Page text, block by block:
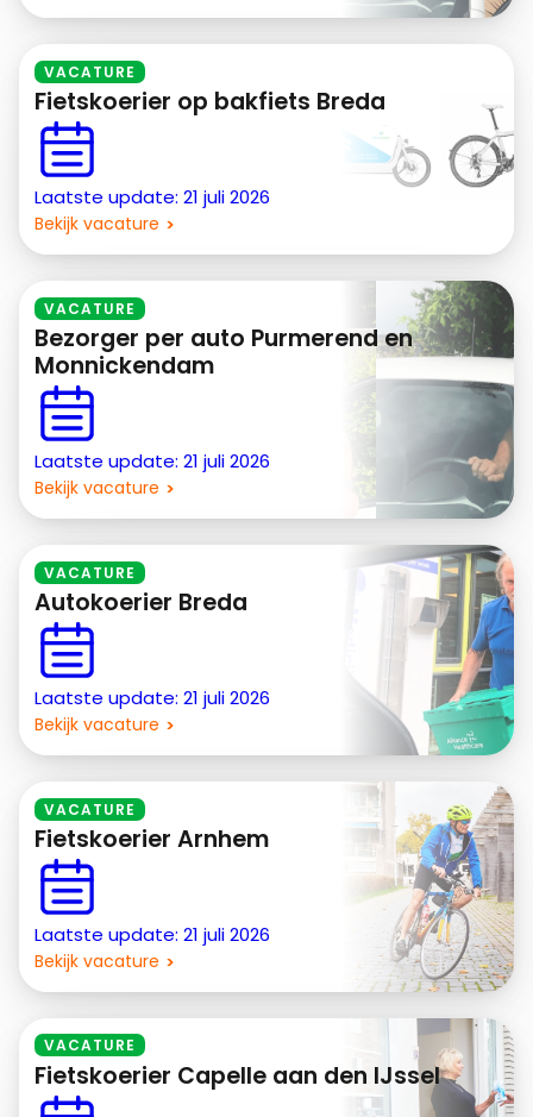
VACATURE
Fietskoerier op bakfiets Breda
Laatste update: 21 juli 2026
Bekijk vacature
VACATURE
Bezorger per auto Purmerend en
Monnickendam
Laatste update: 21 juli 2026
Bekijk vacature
VACATURE
Autokoerier Breda
Laatste update: 21 juli 2026
Bekijk vacature
VACATURE
Fietskoerier Arnhem
Laatste update: 21 juli 2026
Bekijk vacature
VACATURE
Fietskoerier Capelle aan den IJssel